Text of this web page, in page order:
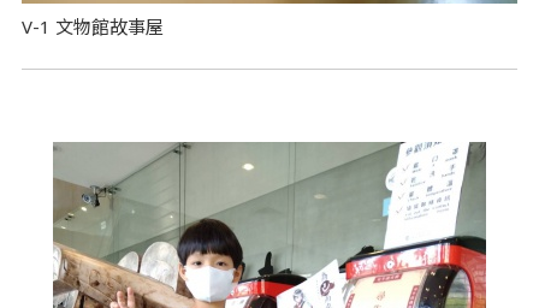
V-1 文物館故事屋